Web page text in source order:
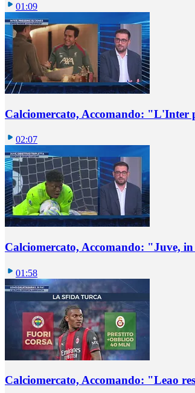
01:09
Calciomercato, Accomando: "L'Inter
02:07
Calciomercato, Accomando: "Juve,
01:58
Calciomercato, Accomando: "Leao